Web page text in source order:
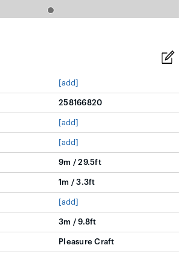
[add]
258166820
[add]
[add]
9m / 29.5ft
1m / 3.3ft
[add]
3m / 9.8ft
Pleasure Craft